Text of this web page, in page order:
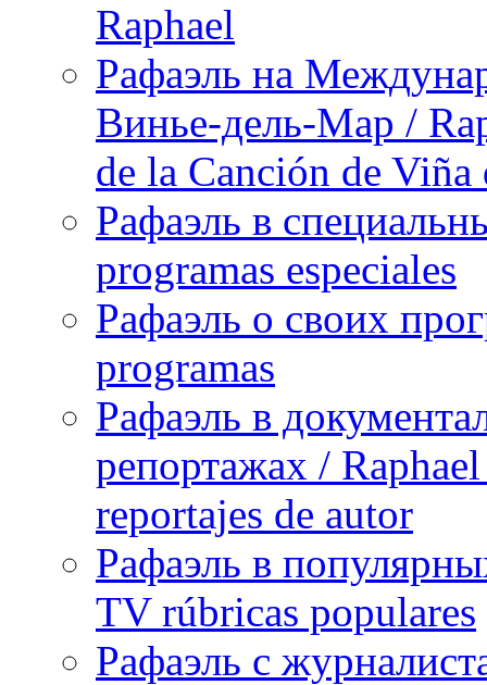
Raphael
Рафаэль на
Винье-дель-Мар /
de la Canción de
Рафаэль в
programas especiales
Рафаэль о своих
programas
Рафаэль в
репортажах /
reportajes de autor
Рафаэль в
TV rúbricas populares
Рафаэль с